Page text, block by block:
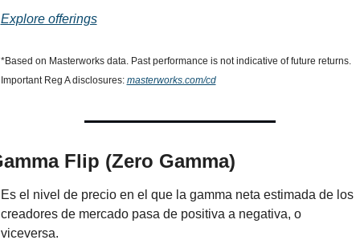
Explore offerings
*Based on Masterworks data. Past performance is not indicative of future returns.
Important Reg A disclosures: masterworks.com/cd
Flip (Zero Gamma)
Es el nivel de precio en el que la gamma neta estimada de los
creadores de mercado pasa de positiva a negativa, o
viceversa.